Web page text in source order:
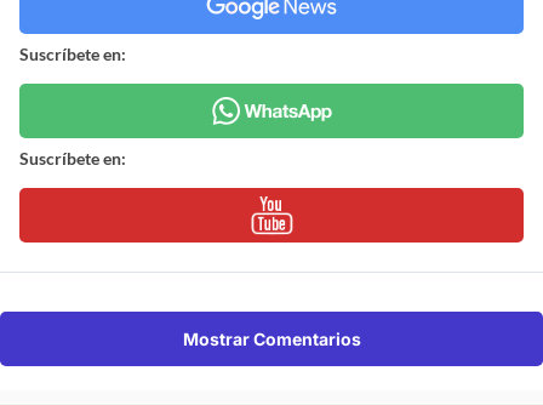
Suscríbete en:
Suscríbete en:
Mostrar Comentarios